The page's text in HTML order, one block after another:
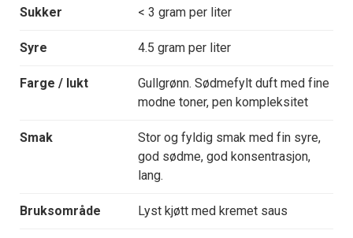
Sukker < 3 gram per liter
Syre 4.5 gram per liter
Farge / lukt
Gullgrønn. Sødmefylt duft med fine
modne toner, pen kompleksitet
Smak
Stor og fyldig smak med fin syre,
god sødme, god konsentrasjon,
lang.
Bruksområde Lyst kjøtt med kremet saus